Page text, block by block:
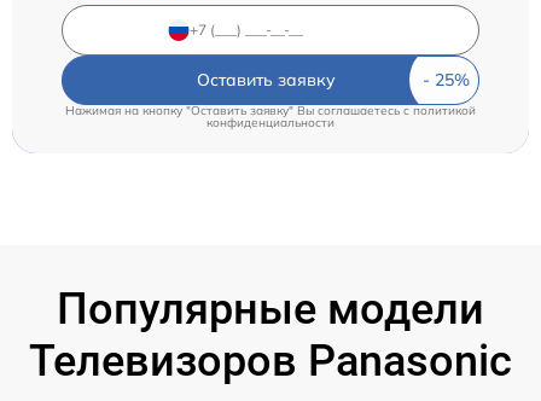
Оставить заявку
Нажимая на кнопку "Оставить заявку" Вы соглашаетесь cполитикой
конфиденциальности
Популярные модели
Телевизоров Panasonic